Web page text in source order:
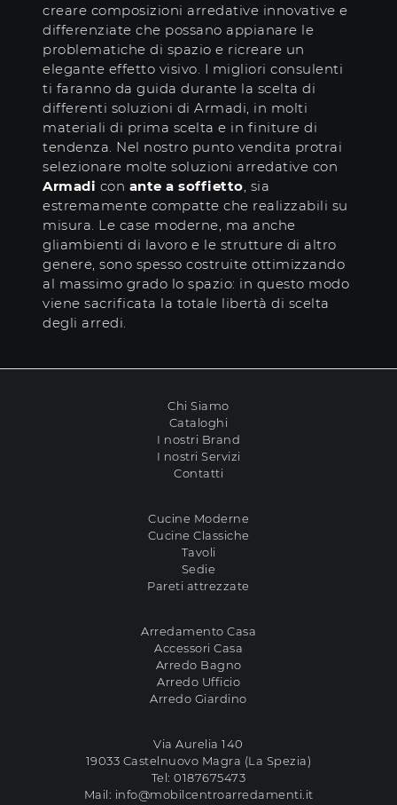
creare composizioni arredative innovative e
differenziate che possano appianare le
problematiche di spazio e ricreare un
elegante effetto visivo. I migliori consulenti
ti faranno da guida durante la scelta di
differenti soluzioni di Armadi, in molti
materiali di prima scelta e in finiture di
tendenza. Nel nostro punto vendita protrai
selezionare molte soluzioni arredative con
Armadi con ante a soffietto, sia
estremamente compatte che realizzabili su
misura. Le case moderne, ma anche
gliambienti di lavoro e le strutture di altro
genere, sono spesso costruite ottimizzando
al massimo grado lo spazio: in questo modo
viene sacrificata la totale libertà di scelta
degli arredi.
Chi Siamo
Cataloghi
I nostri Brand
I nostri Servizi
Contatti
Cucine Moderne
Cucine Classiche
Tavoli
Sedie
Pareti attrezzate
Arredamento Casa
Accessori Casa
Arredo Bagno
Arredo Ufficio
Arredo Giardino
Via Aurelia 140
19033 Castelnuovo Magra (La Spezia)
Tel:0187675473
Mail: info@mobilcentroarredamenti.it